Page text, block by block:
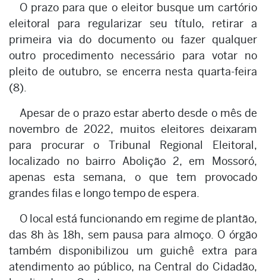
O prazo para que o eleitor busque um cartório
eleitoral para regularizar seu título, retirar a
primeira via do documento ou fazer qualquer
outro procedimento necessário para votar no
pleito de outubro, se encerra nesta quarta-feira
(8).
Apesar de o prazo estar aberto desde o mês de
novembro de 2022, muitos eleitores deixaram
para procurar o Tribunal Regional Eleitoral,
localizado no bairro Abolição 2, em Mossoró,
apenas esta semana, o que tem provocado
grandes filas e longo tempo de espera.
O local está funcionando em regime de plantão,
das 8h às 18h, sem pausa para almoço. O órgão
também disponibilizou um guichê extra para
atendimento ao público, na Central do Cidadão,